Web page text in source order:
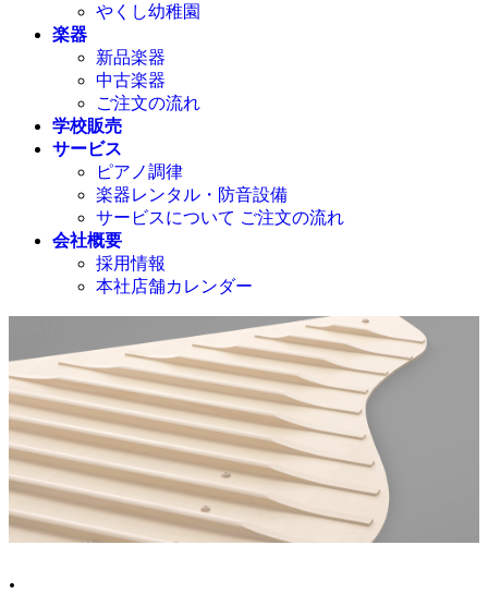
やくし幼稚園
楽器
新品楽器
中古楽器
ご注文の流れ
学校販売
サービス
ピアノ調律
楽器レンタル・防音設備
サービスについて ご注文の流れ
会社概要
採用情報
本社店舗カレンダー
.